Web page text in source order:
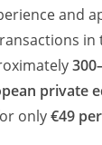
Reports
and
in
private
only€49